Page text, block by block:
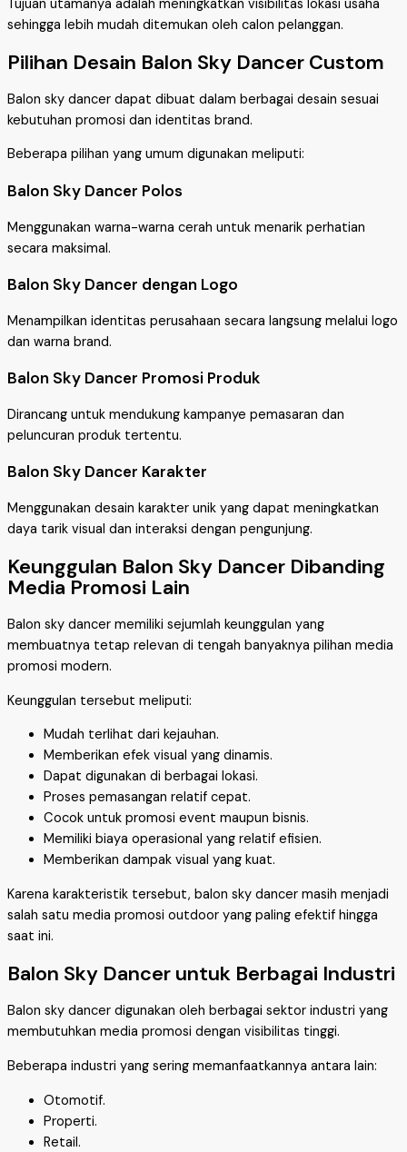
Tujuan utamanya adalah meningkatkan visibilitas lokasi usaha
sehingga lebih mudah ditemukan oleh calon pelanggan.
Pilihan Desain Balon Sky Dancer Custom
Balon sky dancer dapat dibuat dalam berbagai desain sesuai
kebutuhan promosi dan identitas brand.
Beberapa pilihan yang umum digunakan meliputi:
Balon Sky Dancer Polos
Menggunakan warna-warna cerah untuk menarik perhatian
secara maksimal.
Balon Sky Dancer dengan Logo
Menampilkan identitas perusahaan secara langsung melalui logo
dan warna brand.
Balon Sky Dancer Promosi Produk
Dirancang untuk mendukung kampanye pemasaran dan
peluncuran produk tertentu.
Balon Sky Dancer Karakter
Menggunakan desain karakter unik yang dapat meningkatkan
daya tarik visual dan interaksi dengan pengunjung.
Keunggulan Balon Sky Dancer Dibanding
Media Promosi Lain
Balon sky dancer memiliki sejumlah keunggulan yang
membuatnya tetap relevan di tengah banyaknya pilihan media
promosi modern.
Keunggulan tersebut meliputi:
Mudah terlihat dari kejauhan.
Memberikan efek visual yang dinamis.
Dapat digunakan di berbagai lokasi.
Proses pemasangan relatif cepat.
Cocok untuk promosi event maupun bisnis.
Memiliki biaya operasional yang relatif efisien.
Memberikan dampak visual yang kuat.
Karena karakteristik tersebut, balon sky dancer masih menjadi
salah satu media promosi outdoor yang paling efektif hingga
saat ini.
Balon Sky Dancer untuk Berbagai Industri
Balon sky dancer digunakan oleh berbagai sektor industri yang
membutuhkan media promosi dengan visibilitas tinggi.
Beberapa industri yang sering memanfaatkannya antara lain:
Otomotif.
Properti.
Retail.